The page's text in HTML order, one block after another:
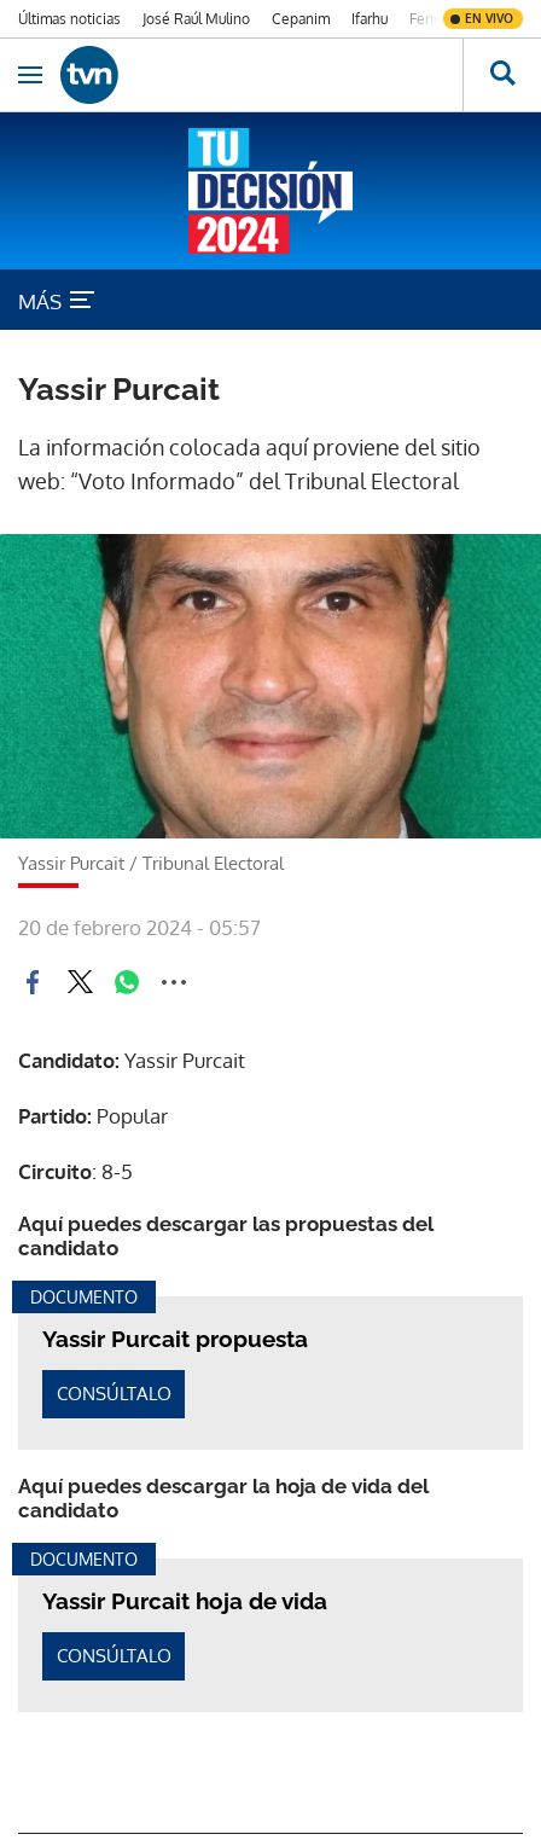
Últimas noticias José Raúl Mulino Cepanim Ifarhu Fenómeno de El
EN VIVO
Ir al contenido
Obrir navegació
MÁS
Yassir Purcait
La información colocada aquí proviene del sitio
web: “Voto Informado” del Tribunal Electoral
Yassir Purcait / Tribunal Electoral
20 de febrero 2024 - 05:57
Candidato: Yassir Purcait
Partido: Popular
Circuito: 8-5
Aquí puedes descargar las propuestas del
candidato
DOCUMENTO
Yassir Purcait propuesta
CONSÚLTALO
Aquí puedes descargar la hoja de vida del
candidato
DOCUMENTO
Yassir Purcait hoja de vida
CONSÚLTALO